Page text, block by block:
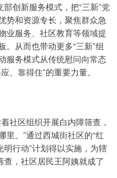
创新服务模式，把“三新”党
势和资源专长，聚焦群众急
业服务、社区教育等领域提
从而也带动更多“三新”组
服务模式从传统慰问向常态
、靠得住”的重要力量。
社区组织开展白内障筛查，
。”通过西城街社区的“红
明行动”计划得以实施，为辖
，社区居民王阿姨就成了